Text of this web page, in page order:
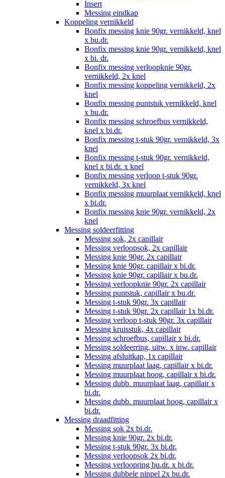
Insert
Messing eindkap
Koppeling vernikkeld
Bonfix messing knie 90gr. vernikkeld, knel
x bu.dr.
Bonfix messing knie 90gr. vernikkeld, knel
x bi. dr.
Bonfix messing verloopknie 90gr.
vernikkeld, 2x knel
Bonfix messing koppeling vernikkeld, 2x
knel
Bonfix messing puntstuk vernikkeld, knel
x bu.dr.
Bonfix messing schroefbus vernikkeld,
knel x bi.dr.
Bonfix messing t-stuk 90gr. vernikkeld, 3x
knel
Bonfix messing t-stuk 90gr. vernikkeld,
knel x bi.dr. x knel
Bonfix messing verloop t-stuk 90gr.
vernikkeld, 3x knel
Bonfix messing muurplaat vernikkeld, knel
x bi.dr.
Bonfix messing knie 90gr. vernikkeld, 2x
knel
Messing soldeerfitting
Messing sok, 2x capillair
Messing verloopsok, 2x capillair
Messing knie 90gr. 2x capillair
Messing knie 90gr. capillair x bi.dr.
Messing knie 90gr. capillair x bu.dr.
Messing verloopknie 90gr. 2x capillair
Messing puntstuk, capillair x bu.dr.
Messing t-stuk 90gr. 3x capillair
Messing t-stuk 90gr. 2x capillair 1x bi.dr.
Messing verloop t-stuk 90gr. 3x capillair
Messing kruisstuk, 4x capillair
Messing schroefbus, capillair x bi.dr.
Messing soldeerring, uitw. x inw. capillair
Messing afsluitkap, 1x capillair
Messing muurplaat laag, capillair x bi.dr.
Messing muurplaat hoog, capillair x bi.dr.
Messing dubb. muurplaat laag, capillair x
bi.dr.
Messing dubb. muurplaat hoog, capillair x
bi.dr.
Messing draadfitting
Messing sok 2x bi.dr.
Messing knie 90gr. 2x bi.dr.
Messing t-stuk 90gr. 3x bi.dr.
Messing verloopsok 2x bi.dr.
Messing verloopring bu.dr. x bi.dr.
Messing dubbele nippel 2x bu.dr.